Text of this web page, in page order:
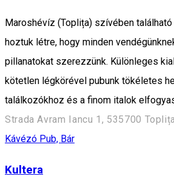
Maroshévíz (Toplița) szívében
hoztuk létre, hogy minden
pillanatokat szerezzünk. Különleges
kötetlen légkörével pubunk tökéletes
találkozókhoz és a finom italok
Strada Avram Iancu 1, 535700
Kávézó Pub, Bár
Kultera